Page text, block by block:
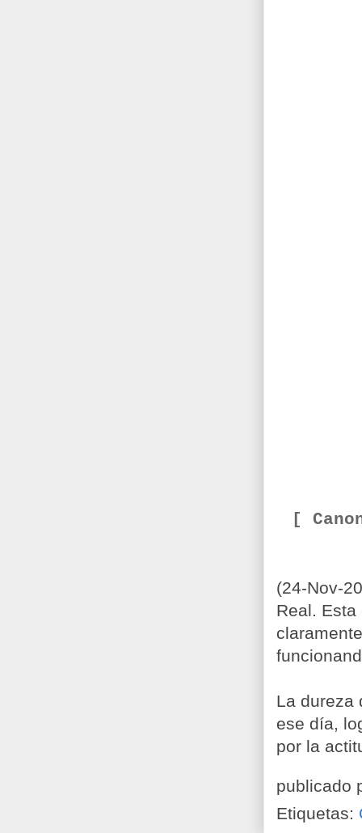
[
(24-Nov-
Real.
La dureza
ese día,
por la
publicado
Etiquetas: